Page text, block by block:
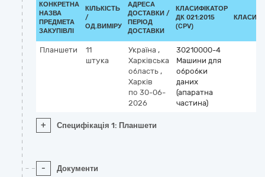
КОНКРЕТНА
НАЗВА
ПРЕДМЕТА
ЗАКУПІВЛІ
КІЛЬКІСТЬ
/
ОД.ВИМІРУ
АДРЕСА
ДОСТАВКИ /
ПЕРІОД
ДОСТАВКИ
КЛАСИФІКАТОР
ДК 021:2015
(CPV)
Планшети
11
штука
Україна ,
Харківська
область ,
Харків
по 30-06-
2026
30210000-4
Машини для
обробки
даних
(апаратна
частина)
+ Специфікація 1: Планшети
- Документи